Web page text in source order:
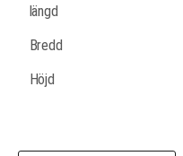
längd
Bredd
Höjd